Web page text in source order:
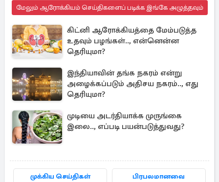
மேலும் ஆரோக்கியம் செய்திகளைப் படிக்க இங்கே அழுத்தவும்
கிட்னி ஆரோக்கியத்தை மேம்படுத்த
உதவும் பழங்கள்.., என்னென்ன
தெரியுமா?
இந்தியாவின் தங்க நகரம் என்று
அழைக்கப்படும் அதிசய நகரம்.., எது
தெரியுமா?
முடியை அடர்தியாக்க முருங்கை
இலை.., எப்படி பயன்படுத்துவது?
முக்கிய செய்திகள் பிரபலமானவை